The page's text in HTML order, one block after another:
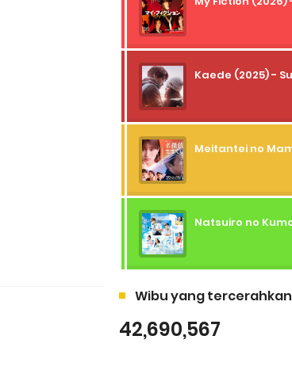
Wibu yang tercerahkan
42,690,567